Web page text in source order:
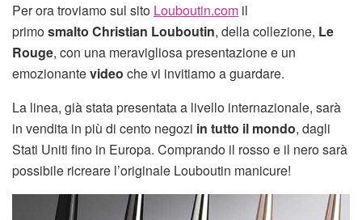
Per ora troviamo sul sito Louboutin.com il
primosmalto Christian Louboutin, della collezione, Le
Rouge, con una meravigliosa presentazione e un
emozionantevideo che vi invitiamo a guardare.
La linea, già stata presentata a livello internazionale, sarà
in vendita in più di cento negozi in tutto il mondo, dagli
Stati Uniti fino in Europa. Comprando il rosso e il nero sarà
possibile ricreare l’originale Louboutin manicure!